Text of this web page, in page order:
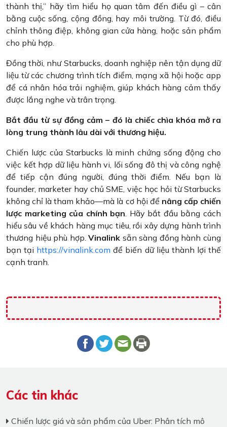
thành thị,” hãy tìm hiểu họ quan tâm đến điều gì – cân
bằng cuộc sống, cộng đồng, hay môi trường. Từ đó, điều
chỉnh thông điệp, không gian cửa hàng, hoặc sản phẩm
cho phù hợp.
Đồng thời, như Starbucks, doanh nghiệp nên tận dụng dữ
liệu từ các chương trình tích điểm, mạng xã hội hoặc app
để cá nhân hóa trải nghiệm, giúp khách hàng cảm thấy
được lắng nghe và trân trọng.
Bắt đầu từ sự đồng cảm – đó là chiếc chìa khóa mở ra
lòng trung thành lâu dài với thương hiệu.
Chiến lược của Starbucks là minh chứng sống động cho
việc kết hợp dữ liệu hành vi, lối sống đô thị và công nghệ
để tiếp cận đúng người, đúng thời điểm. Nếu bạn là
founder, marketer hay chủ SME, việc học hỏi từ Starbucks
không chỉ là tham khảo—mà là cơ hội để nâng cấp chiến
lược marketing của chính bạn . Hãy bắt đầu bằng cách
hiểu sâu về khách hàng mục tiêu, rồi xây dựng hành trình
thương hiệu phù hợp.Vinalink sẵn sàng đồng hành cùng
bạn tại https://vinalink.com để biến dữ liệu thành lợi thế
cạnh tranh.
Các tin khác
Chiến lược giá và sản phẩm của Uber: Phân tích mô